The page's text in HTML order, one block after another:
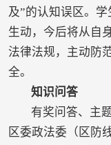
及”的认知误区。
生动，今后将从自
法律法规，主动防
全。
知识问答
有奖问答、主
区委政法委（区防